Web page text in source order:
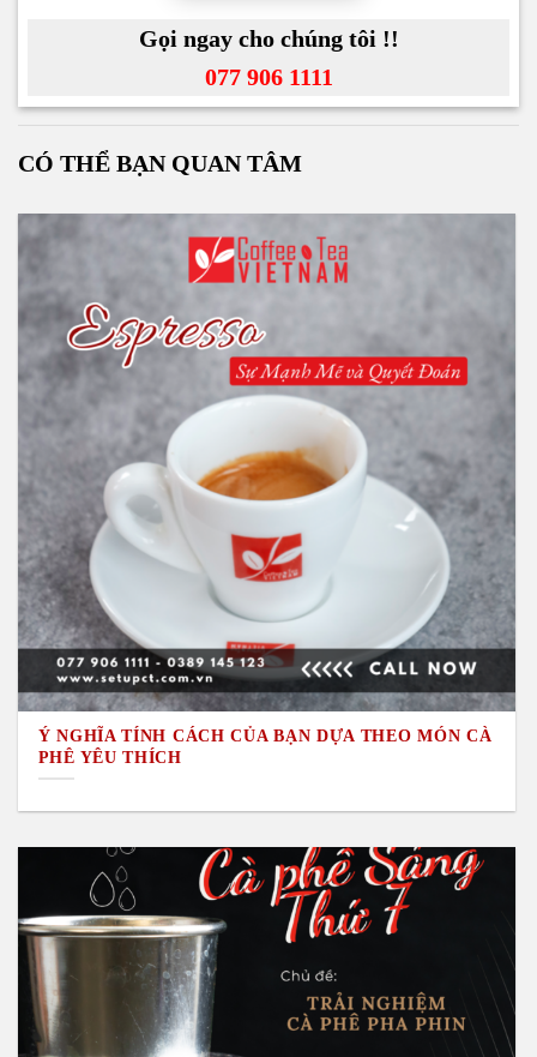
Gọi ngay cho chúng tôi !!
077 906 1111
CÓ THỂ BẠN QUAN TÂM
Ý NGHĨA TÍNH CÁCH CỦA BẠN DỰA THEO MÓN CÀ
PHÊ YÊU THÍCH